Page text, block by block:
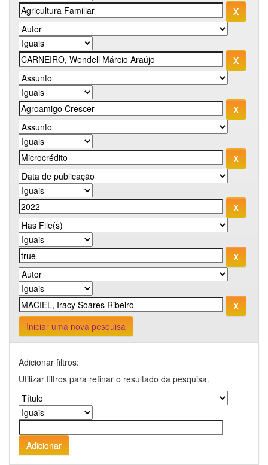
Iniciar uma nova pesquisa
Adicionar filtros:
Utilizar filtros para refinar o resultado da pesquisa.